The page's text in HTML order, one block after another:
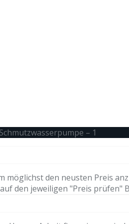
– 1
den neusten Preis
den jeweiligen "Preis prüfen"